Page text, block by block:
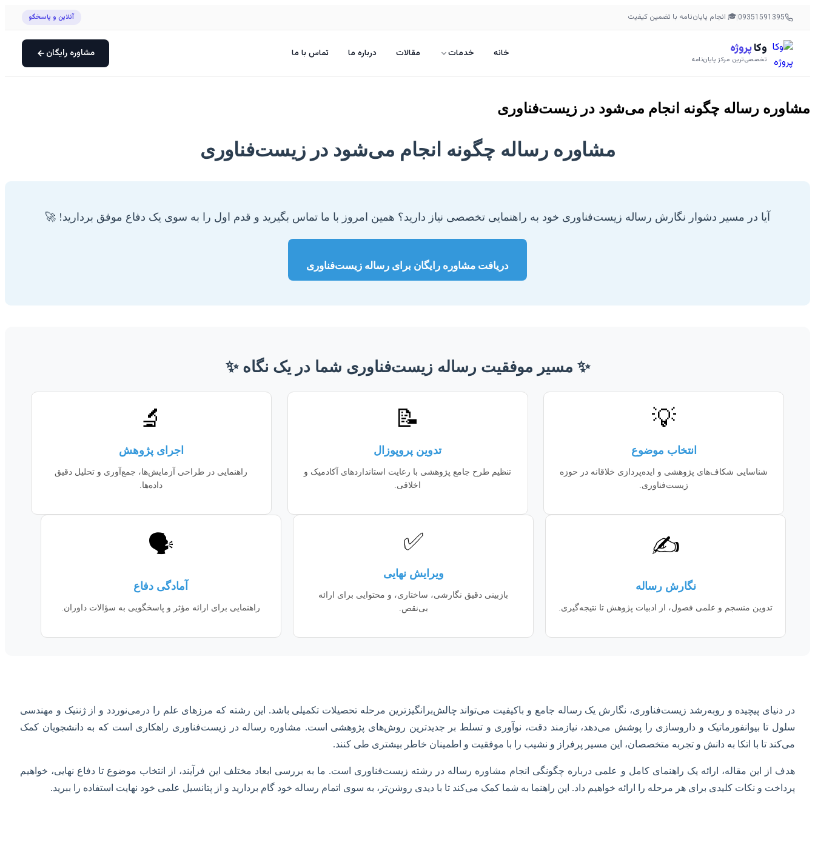
09351591395
|🎓 انجام پایان‌نامه با تضمین کیفیت آنلاین و پاسخگو
وکاپروژه
تخصصی‌ترین مرکز پایان‌نامه خانه خدمات مقالات درباره ما تماس با ما مشاوره رایگان
مشاوره رساله چگونه انجام می‌شود در زیست‌فناوری
مشاوره رساله چگونه انجام می‌شود در زیست‌فناوری
آیا در مسیر دشوار نگارش رساله زیست‌فناوری خود به راهنمایی تخصصی نیاز دارید؟ همین امروز با ما تماس بگیرید و قدم اول را به سوی یک دفاع موفق بردارید! 🚀
دریافت مشاوره رایگان برای رساله زیست‌فناوری
✨ مسیر موفقیت رساله زیست‌فناوری شما در یک نگاه ✨
💡
انتخاب موضوع
شناسایی شکاف‌های پژوهشی و ایده‌پردازی خلاقانه در حوزه
زیست‌فناوری.
📝
تدوین پروپوزال
تنظیم طرح جامع پژوهشی با رعایت استانداردهای آکادمیک و
اخلاقی.
🔬
اجرای پژوهش
راهنمایی در طراحی آزمایش‌ها، جمع‌آوری و تحلیل دقیق
داده‌ها.
✍️
نگارش رساله
تدوین منسجم و علمی فصول، از ادبیات پژوهش تا نتیجه‌گیری.
✅
ویرایش نهایی
بازبینی دقیق نگارشی، ساختاری، و محتوایی برای ارائه
بی‌نقص.
🗣️
آمادگی دفاع
راهنمایی برای ارائه مؤثر و پاسخگویی به سؤالات داوران.
در دنیای پیچیده و روبه‌رشد زیست‌فناوری، نگارش یک رساله جامع و باکیفیت می‌تواند چالش‌برانگیزترین مرحله تحصیلات تکمیلی باشد. این رشته که مرزهای علم را درمی‌نوردد و از ژنتیک و مهندسی
سلول تا بیوانفورماتیک و داروسازی را پوشش می‌دهد، نیازمند دقت، نوآوری و تسلط بر جدیدترین روش‌های پژوهشی است. مشاوره رساله در زیست‌فناوری راهکاری است که به دانشجویان کمک
می‌کند تا با اتکا به دانش و تجربه متخصصان، این مسیر پرفراز و نشیب را با موفقیت و اطمینان خاطر بیشتری طی کنند.
هدف از این مقاله، ارائه یک راهنمای کامل و علمی درباره چگونگی انجام مشاوره رساله در رشته زیست‌فناوری است. ما به بررسی ابعاد مختلف این فرآیند، از انتخاب موضوع تا دفاع نهایی، خواهیم
پرداخت و نکات کلیدی برای هر مرحله را ارائه خواهیم داد. این راهنما به شما کمک می‌کند تا با دیدی روشن‌تر، به سوی اتمام رساله خود گام بردارید و از پتانسیل علمی خود نهایت استفاده را ببرید.